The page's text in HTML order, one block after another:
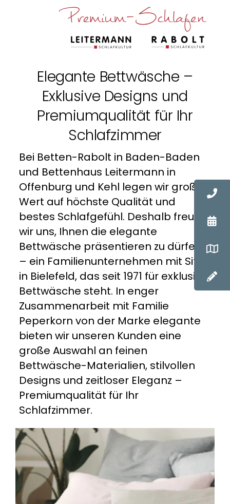
Elegante Bettwäsche –
Exklusive Designs und
Premiumqualität für Ihr
Schlafzimmer
Bei Betten-Rabolt in Baden-Baden
und Bettenhaus Leitermann in
Offenburg und Kehl legen wir großen
Wert auf höchste Qualität und
bestes Schlafgefühl. Deshalb freuen
wir uns, Ihnen die elegante
Bettwäsche präsentieren zu dürfen
– ein Familienunternehmen mit Sitz
in Bielefeld, das seit 1971 für exklusive
Bettwäsche steht. In enger
Zusammenarbeit mit Familie
Peperkorn von der Marke elegante
bieten wir unseren Kunden eine
große Auswahl an feinen
Bettwäsche-Materialien, stilvollen
Designs und zeitloser Eleganz –
Premiumqualität für Ihr
Schlafzimmer.